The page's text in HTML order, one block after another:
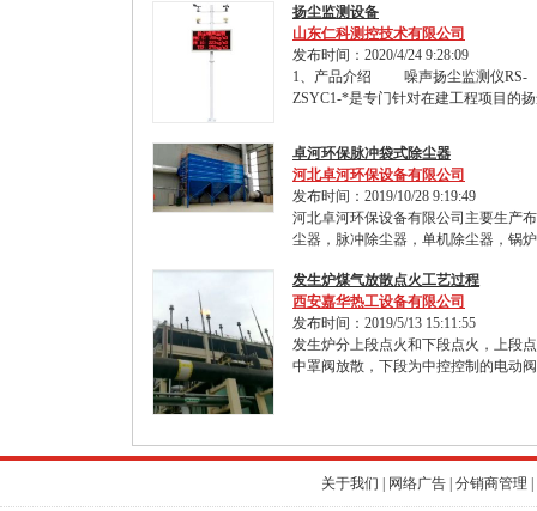
扬尘监测设备
山东仁科测控技术有限公司
发布时间：2020/4/24 9:28:09
1、产品介绍 噪声扬尘监测仪RS-
ZSYC1-*是专门针对在建工程项目的
卓河环保脉冲袋式除尘器
河北卓河环保设备有限公司
发布时间：2019/10/28 9:19:49
河北卓河环保设备有限公司主要生产
尘器，脉冲除尘器，单机除尘器，锅炉
发生炉煤气放散点火工艺过程
西安嘉华热工设备有限公司
发布时间：2019/5/13 15:11:55
发生炉分上段点火和下段点火，上段
中罩阀放散，下段为中控控制的电动阀
关于我们 网络广告 分销商管理